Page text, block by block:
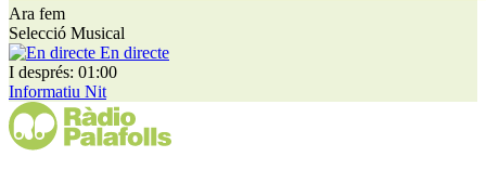
Ara fem
Selecció Musical
En directe
I després: 01:00
Informatiu Nit